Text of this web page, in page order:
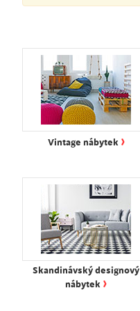
Vintage nábytek ›
Skandinávský designový
nábytek ›